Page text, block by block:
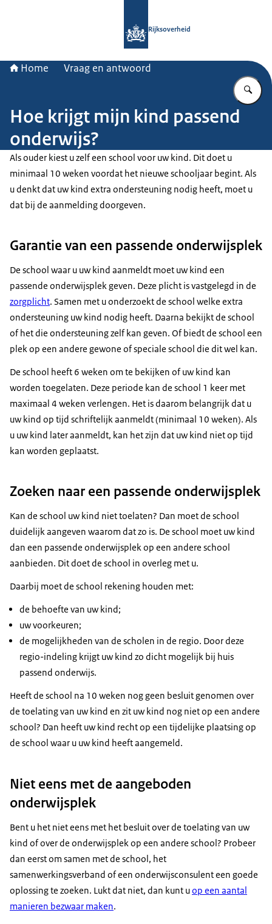
Rijksoverheid
Home Vraag en antwoord
Hoe krijgt mijn kind passend
onderwijs?
Als ouder kiest u zelf een school voor uw kind. Dit doet u
minimaal 10 weken voordat het nieuwe schooljaar begint. Als
u denkt dat uw kind extra ondersteuning nodig heeft, moet u
dat bij de aanmelding doorgeven.
Garantie van een passende onderwijsplek
De school waar u uw kind aanmeldt moet uw kind een
passende onderwijsplek geven. Deze plicht is vastgelegd in de
zorgplicht. Samen met u onderzoekt de school welke extra
ondersteuning uw kind nodig heeft. Daarna bekijkt de school
of het die ondersteuning zelf kan geven. Of biedt de school een
plek op een andere gewone of speciale school die dit wel kan.
De school heeft 6 weken om te bekijken of uw kind kan
worden toegelaten. Deze periode kan de school 1 keer met
maximaal 4 weken verlengen. Het is daarom belangrijk dat u
uw kind op tijd schriftelijk aanmeldt (minimaal 10 weken). Als
u uw kind later aanmeldt, kan het zijn dat uw kind niet op tijd
kan worden geplaatst.
Zoeken naar een passende onderwijsplek
Kan de school uw kind niet toelaten? Dan moet de school
duidelijk aangeven waarom dat zo is. De school moet uw kind
dan een passende onderwijsplek op een andere school
aanbieden. Dit doet de school in overleg met u.
Daarbij moet de school rekening houden met:
de behoefte van uw kind;
uw voorkeuren;
de mogelijkheden van de scholen in de regio. Door deze
regio-indeling krijgt uw kind zo dicht mogelijk bij huis
passend onderwijs.
Heeft de school na 10 weken nog geen besluit genomen over
de toelating van uw kind en zit uw kind nog niet op een andere
school? Dan heeft uw kind recht op een tijdelijke plaatsing op
de school waar u uw kind heeft aangemeld.
Niet eens met de aangeboden
onderwijsplek
Bent u het niet eens met het besluit over de toelating van uw
kind of over de onderwijsplek op een andere school? Probeer
dan eerst om samen met de school, het
samenwerkingsverband of een onderwijsconsulent een goede
oplossing te zoeken. Lukt dat niet, dan kunt uop een aantal
manieren bezwaar maken.